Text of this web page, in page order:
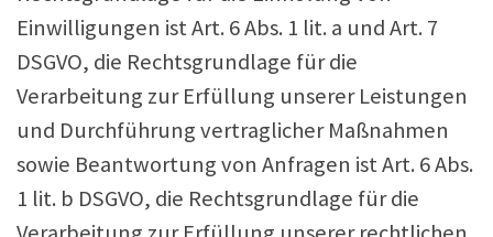
Einwilligungen ist Art. 6 Abs. 1 lit. a und Art. 7
DSGVO, die Rechtsgrundlage für die
Verarbeitung zur Erfüllung unserer Leistungen
und Durchführung vertraglicher Maßnahmen
sowie Beantwortung von Anfragen ist Art. 6 Abs.
1 lit. b DSGVO, die Rechtsgrundlage für die